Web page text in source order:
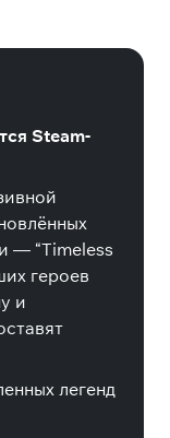
Steam-
— “Timeless
героев
и
легенд